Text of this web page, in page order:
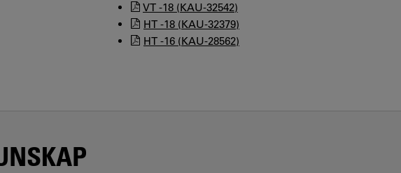
VT -18 (KAU-32542)
HT -18 (KAU-32379)
HT -16 (KAU-28562)